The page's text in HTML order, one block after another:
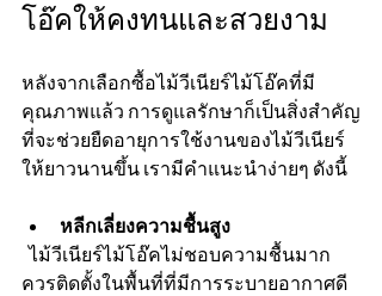
โอ๊คให้คงทนและสวยงาม
หลังจากเลือกซื้อไม้วีเนียร์ไม้โอ๊คที่มี
คุณภาพแล้ว การดูแลรักษาก็เป็นสิ่งสำคัญ
ที่จะช่วยยืดอายุการใช้งานของไม้วีเนียร์
ให้ยาวนานขึ้น เรามีคำแนะนำง่ายๆ ดังนี้
หลีกเลี่ยงความชื้นสูง
  ไม้วีเนียร์ไม้โอ๊คไม่ชอบความชื้นมาก
ควรติดตั้งในพื้นที่ที่มีการระบายอากาศดี